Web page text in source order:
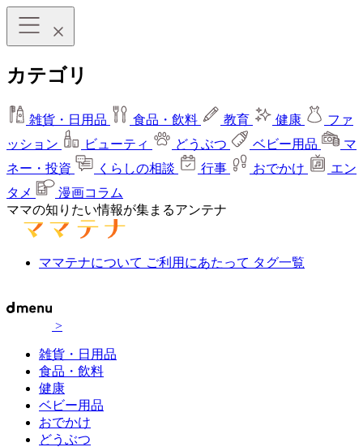
カテゴリ
雑貨・日用品 食品・飲料 教育 健康
ファ
ッション
ビューティ どうぶつ ベビー用品
マ
ネー・投資
くらしの相談 行事 おでかけ
エン
タメ
漫画コラム
ママの知りたい情報が集まるアンテナ
ママテナについて ご利用にあたって タグ一覧
>
雑貨・日用品
食品・飲料
健康
ベビー用品
おでかけ
どうぶつ